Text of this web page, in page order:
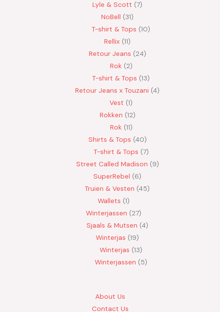
Lyle & Scott 7
NoBell
31
T-shirt & Tops 10
Rellix 11
Retour Jeans 24
Rok 2
T-shirt & Tops 13
Retour Jeans x Touzani 4
Vest 1
Rokken 12
Rok 11
Shirts & Tops 40
T-shirt & Tops 7
Street Called Madison 9
SuperRebel
6
Truien & Vesten 45
Wallets 1
Winterjassen
27
Sjaals & Mutsen 4
Winterjas 19
Winterjas 13
Winterjassen
5
About Us
Contact Us